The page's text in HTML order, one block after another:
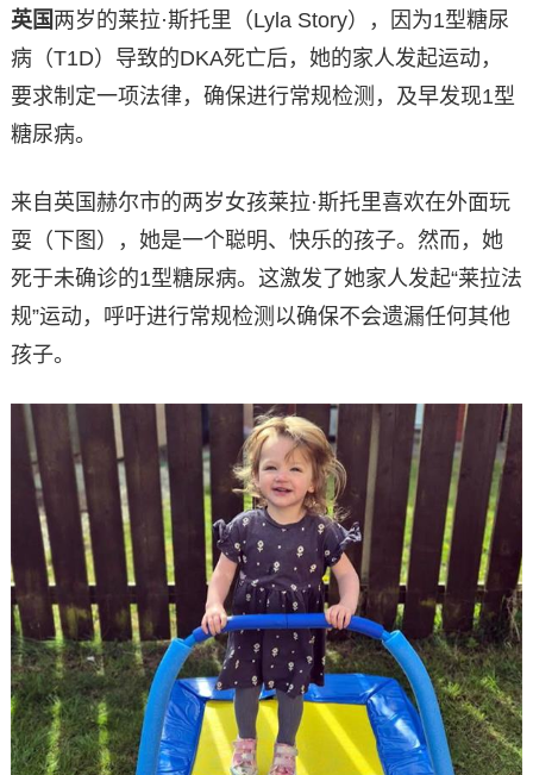
英国 两岁的莱拉·斯托里（Lyla Story），因为1型糖尿
病（T1D）导致的DKA死亡后，她的家人发起运动，
要求制定一项法律，确保进行常规检测，及早发现1型
糖尿病。
来自英国赫尔市的两岁女孩莱拉·斯托里喜欢在外面玩
耍（下图），她是一个聪明、快乐的孩子。然而，她
死于未确诊的1型糖尿病。这激发了她家人发起“莱拉法
规”运动，呼吁进行常规检测以确保不会遗漏任何其他
孩子。